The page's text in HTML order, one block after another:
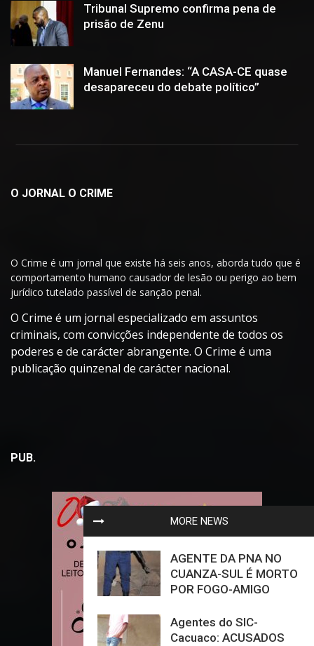
MORE NEWS
AGENTE DA PNA NO
CUANZA-SUL É MORTO
POR FOGO-AMIGO
Agentes do SIC-
Cacuaco: ACUSADOS
Tribunal Supremo confirma pena de
prisão de Zenu
Manuel Fernandes: “A CASA-CE quase
desapareceu do debate político”
O JORNAL O CRIME
O Crime é um jornal que existe há seis anos, aborda tudo que é
comportamento humano causador de lesão ou perigo ao bem
jurídico tutelado passível de sanção penal.
O Crime é um jornal especializado em assuntos
criminais, com convicções independente de todos os
poderes e de carácter abrangente. O Crime é uma
publicação quinzenal de carácter nacional.
PUB.